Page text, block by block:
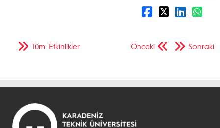
Önceki Sonraki
Tüm Etkinlikler